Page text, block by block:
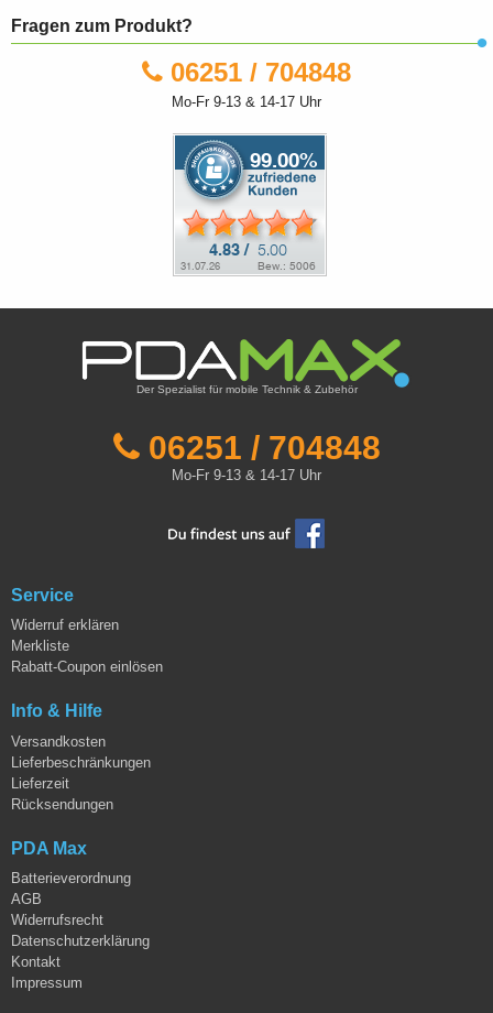
Fragen zum Produkt?
06251 / 704848
Mo-Fr 9-13 & 14-17 Uhr
Der Spezialist für mobile Technik & Zubehör
06251 / 704848
Mo-Fr 9-13 & 14-17 Uhr
Service
Widerruf erklären
Merkliste
Rabatt-Coupon einlösen
Info & Hilfe
Versandkosten
Lieferbeschränkungen
Lieferzeit
Rücksendungen
PDA Max
Batterieverordnung
AGB
Widerrufsrecht
Datenschutzerklärung
Kontakt
Impressum